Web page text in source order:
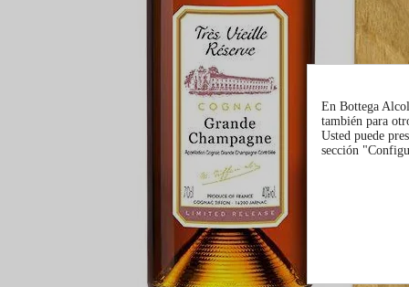
En Bottega
también para
Usted puede
sección